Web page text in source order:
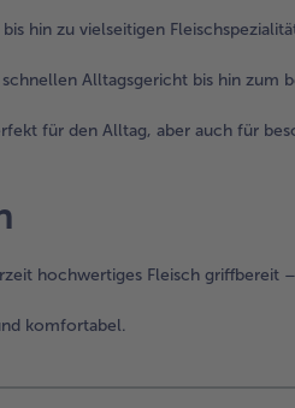
hin zu vielseitigen
Alltagsgericht bis hin zum
für den Alltag, aber auch für
hochwertiges Fleisch griffbereit
komfortabel.